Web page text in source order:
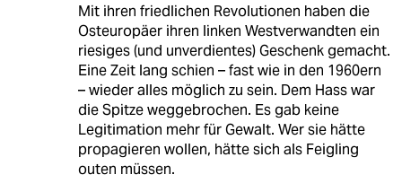
Mit ihren friedlichen Revolutionen haben die
Osteuropäer ihren linken Westverwandten ein
riesiges (und unverdientes) Geschenk gemacht.
Eine Zeit lang schien – fast wie in den 1960ern
– wieder alles möglich zu sein. Dem Hass war
die Spitze weggebrochen. Es gab keine
Legitimation mehr für Gewalt. Wer sie hätte
propagieren wollen, hätte sich als Feigling
outen müssen.